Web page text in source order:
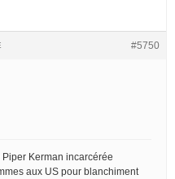
#5750
Kerman incarcérée
aux US pour blanchiment